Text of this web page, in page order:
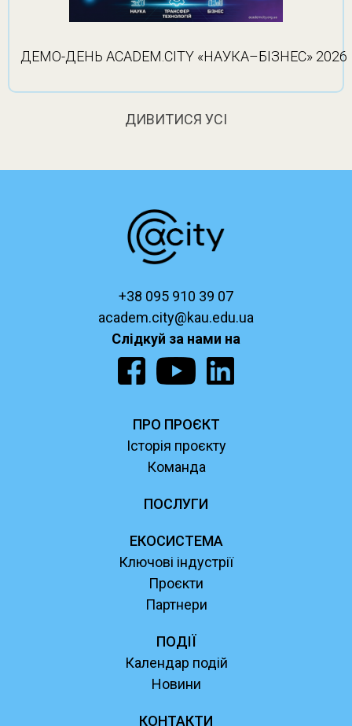
ДЕМО-ДЕНЬ ACADEM.CITY «НАУКА–БІЗНЕС» 2026
ДИВИТИСЯ УСІ
+38 095 910 39 07
academ.city@kau.edu.ua
Слідкуй за нами на
ПРО ПРОЄКТ
Історія проєкту
Команда
ПОСЛУГИ
ЕКОСИСТЕМА
Ключові індустрії
Проєкти
Партнери
ПОДІЇ
Календар подій
Новини
КОНТАКТИ